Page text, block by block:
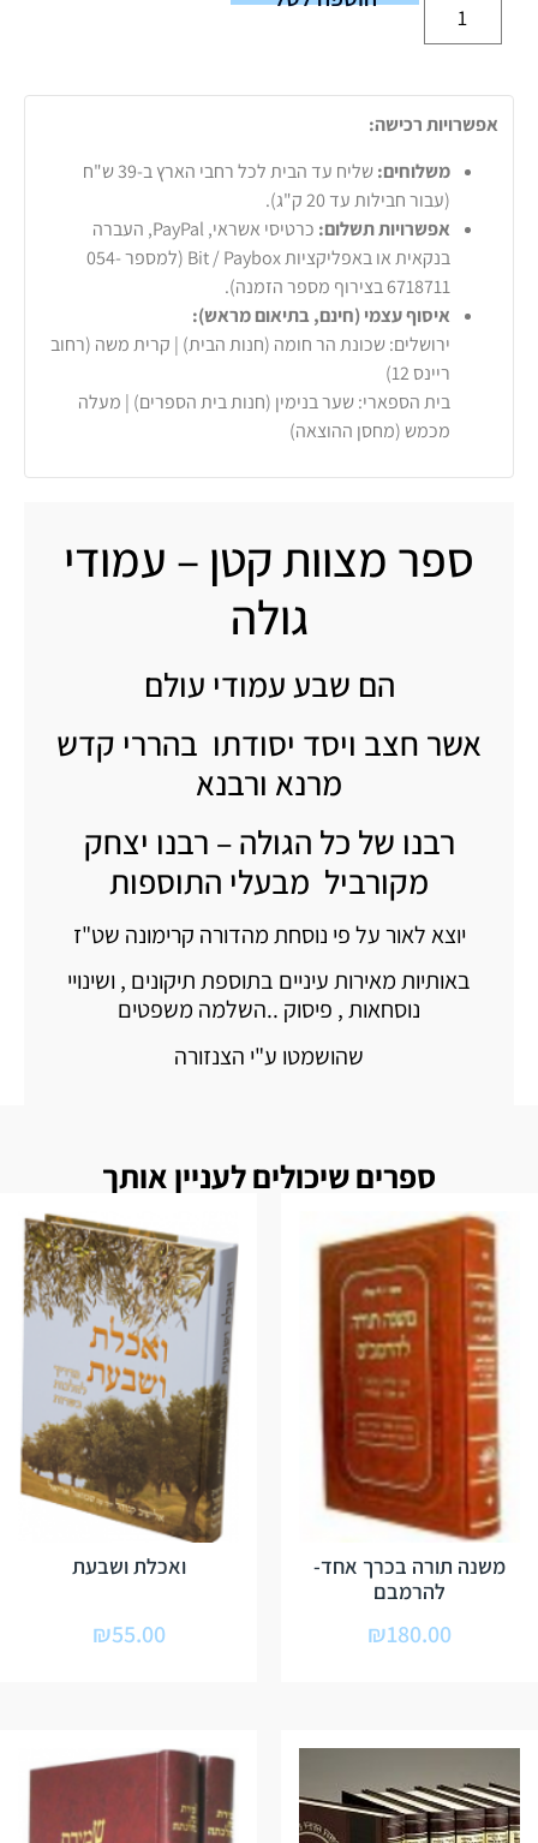
אפשרויות רכישה:
משלוחים:
שליח עד הבית לכל רחבי הארץ ב-39 ש"ח
(עבור חבילות עד 20 ק"ג).
אפשרויות תשלום:
כרטיסי אשראי, PayPal, העברה
בנקאית או באפליקציות Bit / Paybox (למספר 054-
6718711 בצירוף מספר הזמנה).
איסוף עצמי (חינם, בתיאום מראש):
ירושלים: שכונת הר חומה (חנות הבית) | קרית משה (רחוב
ריינס 12)
בית הספארי: שער בנימין (חנות בית הספרים) | מעלה
מכמש (מחסן ההוצאה)
ספר מצוות קטן – עמודי
גולה
הם שבע עמודי עולם
אשר חצב ויסד יסודתו בהררי קדש
מרנא ורבנא
רבנו של כל הגולה – רבנו יצחק
מקורביל מבעלי התוספות
יוצא לאור על פי נוסחת מהדורה קרימונה שט"ז
באותיות מאירות עיניים בתוספת תיקונים , ושינויי
נוסחאות , פיסוק ..השלמה משפטים
שהושמטו ע"י הצנזורה
ספרים שיכולים לעניין אותך
משנה תורה בכרך אחד-
להרמבם
₪180.00
ואכלת ושבעת
₪55.00